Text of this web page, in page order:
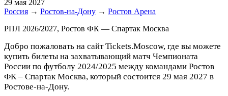
29 мая 2027
Россия → Ростов-на-Дону → Ростов Арена
РПЛ 2026/2027, Ростов ФК — Спартак Москва
Добро пожаловать на сайт Tickets.Moscow, где вы можете
купить билеты на захватывающий матч Чемпионата
России по футболу 2024/2025 между командами Ростов
ФК – Спартак Москва, который состоится 29 мая 2027 в
Ростове-на-Дону.